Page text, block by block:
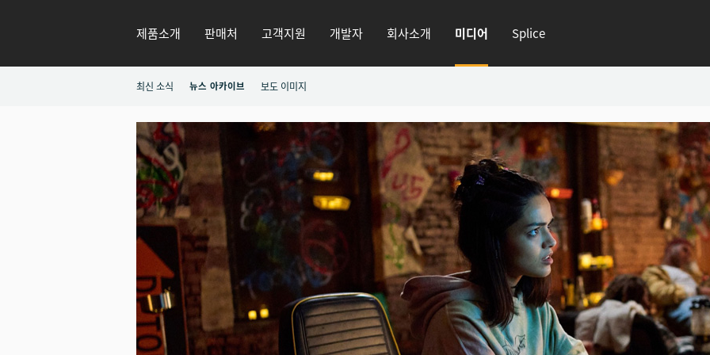
제품소개 판매처 고객지원 개발자 회사소개 미디어 Splice
최신 소식 뉴스 아카이브 보도 이미지